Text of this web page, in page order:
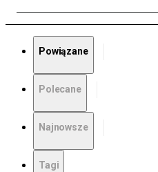
Powiązane
Polecane
Najnowsze
Tagi